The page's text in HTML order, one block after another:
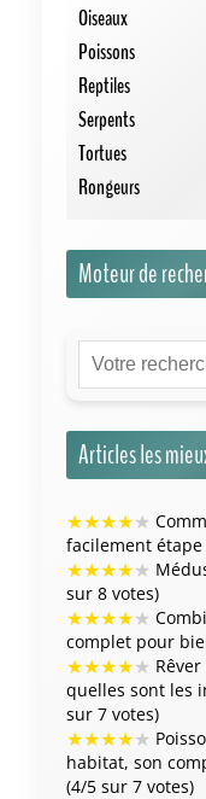
Oiseaux
Poissons
Reptiles
Serpents
Tortues
Rongeurs
Moteur de
Articles les
★★★★★
facilement étape
★★★★★
sur 8 votes)
★★★★★
complet pour
★★★★★
quelles sont les
sur 7 votes)
★★★★★
habitat, son
(4/5 sur 7 votes)